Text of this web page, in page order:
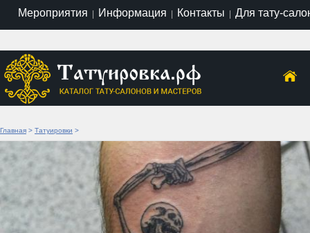
Мероприятия | Информация | Контакты | Для тату-
Главная > Татуировки >